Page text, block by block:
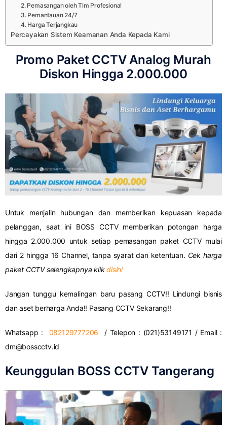
2. Pemasangan oleh Tim Profesional
3. Pemantauan 24/7
4. Harga Terjangkau
Percayakan Sistem Keamanan Anda Kepada Kami
Promo Paket CCTV Analog Murah
Diskon Hingga 2.000.000
Untuk menjalin hubungan dan memberikan kepuasan kepada
pelanggan, saat ini BOSS CCTV memberikan potongan harga
hingga 2.000.000 untuk setiap pemasangan paket CCTV mulai
dari 2 hingga 16 Channel, tanpa syarat dan ketentuan. Cek harga
paket CCTV selengkapnya klikdisini
Jangan tunggu kemalingan baru pasang CCTV!! Lindungi bisnis
dan aset berharga Anda!! Pasang CCTV Sekarang!!
Whatsapp : 082129777206 / Telepon : (021)53149171 / Email :
dm@bosscctv.id
Keunggulan BOSS CCTV Tangerang